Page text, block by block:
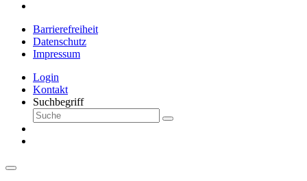
Barrierefreiheit
Datenschutz
Impressum
Login
Kontakt
Suchbegriff